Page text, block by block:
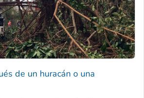
de un huracán o una